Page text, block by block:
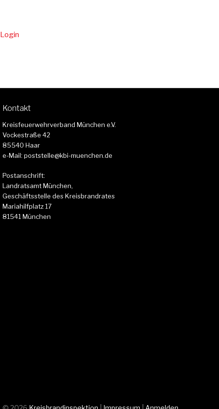
Login
Kontakt
Kreisfeuerwehrverband München e.V.
Vockestraße 42
85540 Haar
e-Mail: poststelle@kbi-muenchen.de
Postanschrift:
Landratsamt München,
Geschäftsstelle des Kreisbrandrates
Mariahilfplatz 17
81541 München